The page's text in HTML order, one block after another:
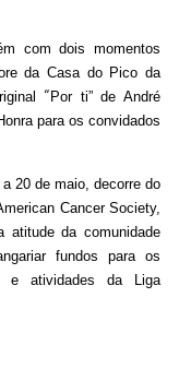
com dois momentos
da Casa do Pico da
“ Por ti” de André
para os convidados
20 de maio, decorre do
Cancer Society,
atitude da comunidade
fundos para os
e atividades da Liga